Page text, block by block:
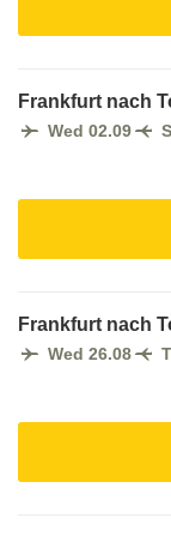
Frankfurt nach
Wed 02.09
Frankfurt nach
Wed 26.08